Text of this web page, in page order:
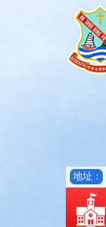
地址：